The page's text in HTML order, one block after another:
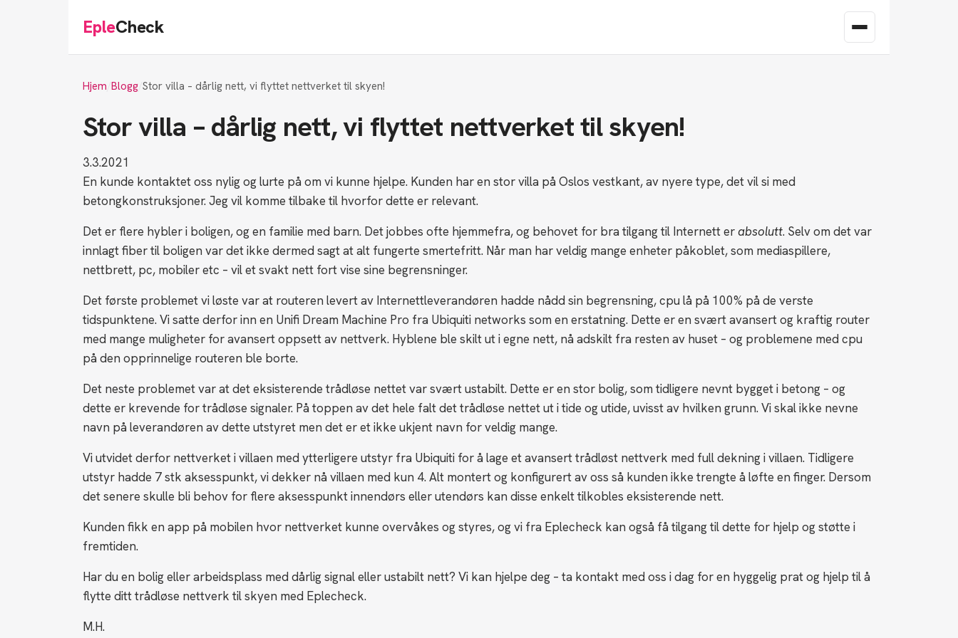
EpleCheck
Hjem Blogg Stor villa – dårlig nett, vi flyttet nettverket til skyen!
Stor villa – dårlig nett, vi flyttet nettverket til skyen!
3.3.2021
En kunde kontaktet oss nylig og lurte på om vi kunne hjelpe. Kunden har en stor villa på Oslos vestkant, av nyere type, det vil si med
betongkonstruksjoner. Jeg vil komme tilbake til hvorfor dette er relevant.
Det er flere hybler i boligen, og en familie med barn. Det jobbes ofte hjemmefra, og behovet for bra tilgang til Internett erabsolutt. Selv om det var
innlagt fiber til boligen var det ikke dermed sagt at alt fungerte smertefritt. Når man har veldig mange enheter påkoblet, som mediaspillere,
nettbrett, pc, mobiler etc – vil et svakt nett fort vise sine begrensninger.
Det første problemet vi løste var at routeren levert av Internettleverandøren hadde nådd sin begrensning, cpu lå på 100% på de verste
tidspunktene. Vi satte derfor inn en Unifi Dream Machine Pro fra Ubiquiti networks som en erstatning. Dette er en svært avansert og kraftig router
med mange muligheter for avansert oppsett av nettverk. Hyblene ble skilt ut i egne nett, nå adskilt fra resten av huset – og problemene med cpu
på den opprinnelige routeren ble borte.
Det neste problemet var at det eksisterende trådløse nettet var svært ustabilt. Dette er en stor bolig, som tidligere nevnt bygget i betong – og
dette er krevende for trådløse signaler. På toppen av det hele falt det trådløse nettet ut i tide og utide, uvisst av hvilken grunn. Vi skal ikke nevne
navn på leverandøren av dette utstyret men det er et ikke ukjent navn for veldig mange.
Vi utvidet derfor nettverket i villaen med ytterligere utstyr fra Ubiquiti for å lage et avansert trådløst nettverk med full dekning i villaen. Tidligere
utstyr hadde 7 stk aksesspunkt, vi dekker nå villaen med kun 4. Alt montert og konfigurert av oss så kunden ikke trengte å løfte en finger. Dersom
det senere skulle bli behov for flere aksesspunkt innendørs eller utendørs kan disse enkelt tilkobles eksisterende nett.
Kunden fikk en app på mobilen hvor nettverket kunne overvåkes og styres, og vi fra Eplecheck kan også få tilgang til dette for hjelp og støtte i
fremtiden.
Har du en bolig eller arbeidsplass med dårlig signal eller ustabilt nett? Vi kan hjelpe deg – ta kontakt med oss i dag for en hyggelig prat og hjelp til å
flytte ditt trådløse nettverk til skyen med Eplecheck.
M.H.